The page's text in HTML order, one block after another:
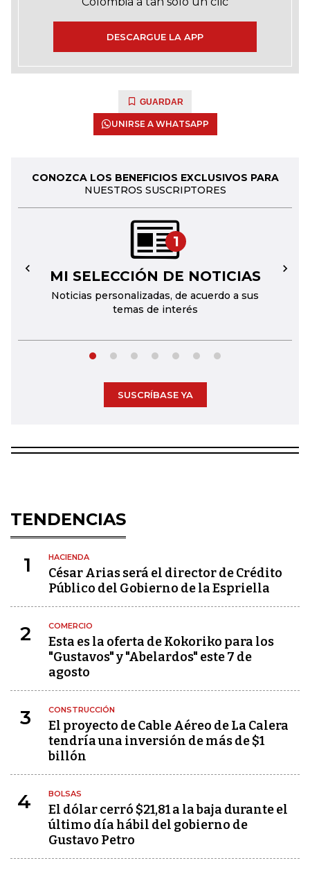
DESCARGUE LA APP
GUARDAR
UNIRSE A WHATSAPP
CONOZCA LOS BENEFICIOS EXCLUSIVOS PARA
NUESTROS SUSCRIPTORES
1
MI SELECCIÓN DE NOTICIAS
Noticias personalizadas, de acuerdo a sus
temas de interés
← →
SUSCRÍBASE YA
TENDENCIAS
1 HACIENDA
César Arias será el director de Crédito
Público del Gobierno de la Espriella
2 COMERCIO
Esta es la oferta de Kokoriko para los
"Gustavos" y "Abelardos" este 7 de
agosto
3 CONSTRUCCIÓN
El proyecto de Cable Aéreo de La Calera
tendría una inversión de más de $1
billón
4 BOLSAS
El dólar cerró $21,81 a la baja durante el
último día hábil del gobierno de
Gustavo Petro